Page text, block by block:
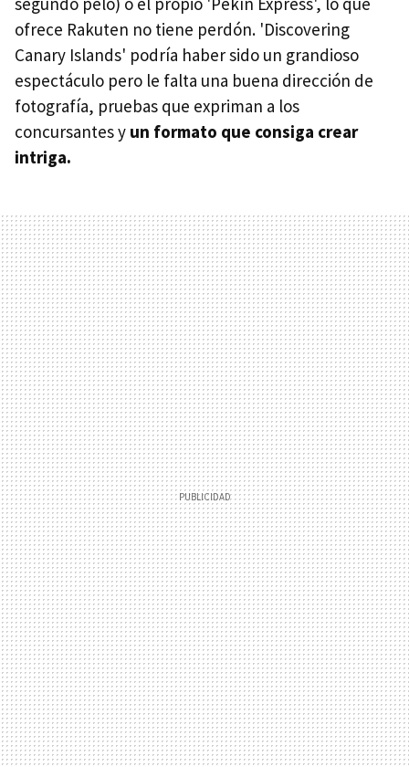
ofrece Rakuten no tiene perdón. 'Discovering
Canary Islands' podría haber sido un grandioso
espectáculo pero le falta una buena dirección de
fotografía, pruebas que expriman a los
concursantes y un formato que consiga crear
intriga.